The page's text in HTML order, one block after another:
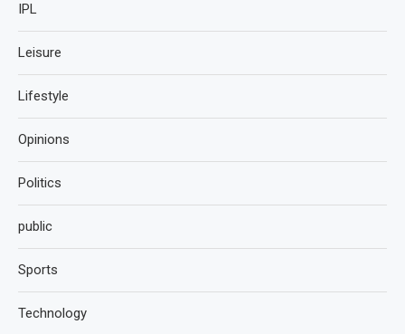
IPL
Leisure
Lifestyle
Opinions
Politics
public
Sports
Technology